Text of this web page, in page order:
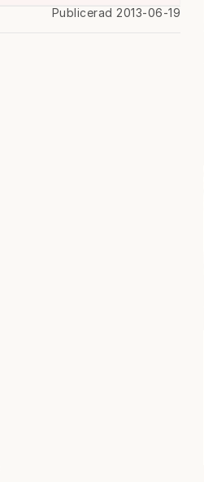
Publicerad 2013-06-19